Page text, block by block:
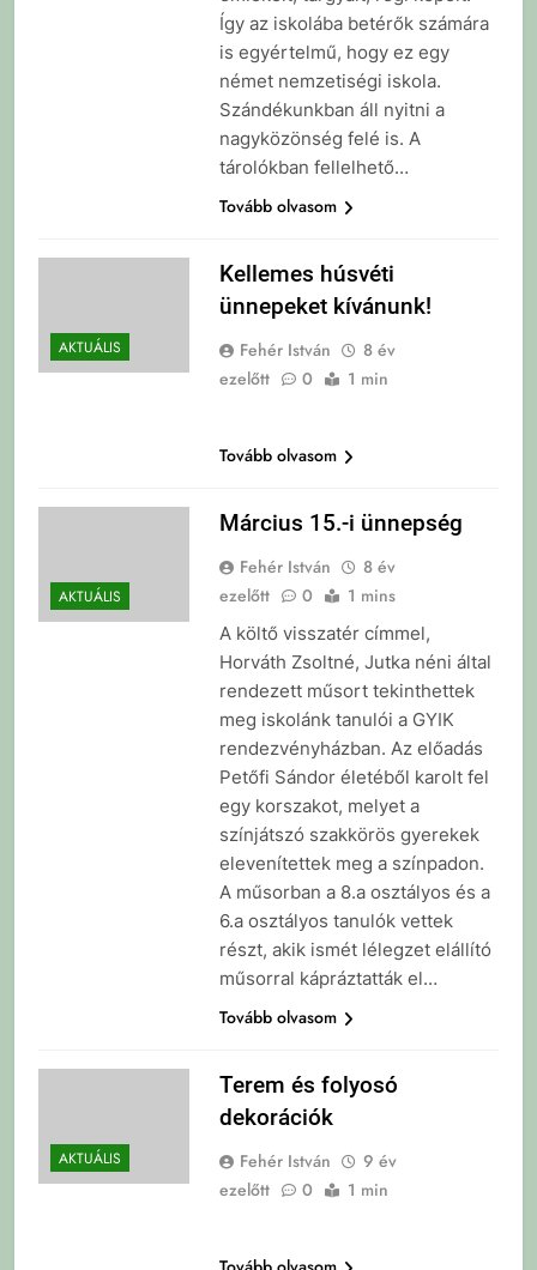
Így az iskolába betérők számára
is egyértelmű, hogy ez egy
német nemzetiségi iskola.
Szándékunkban áll nyitni a
nagyközönség felé is. A
tárolókban fellelhető…
Tovább olvasom
AKTUÁLIS
Kellemes húsvéti
ünnepeket kívánunk!
Fehér István
8 év
ezelőtt
0 1 min
Tovább olvasom
AKTUÁLIS
Március 15.-i ünnepség
Fehér István
8 év
ezelőtt
0 1 mins
A költő visszatér címmel,
Horváth Zsoltné, Jutka néni által
rendezett műsort tekinthettek
meg iskolánk tanulói a GYIK
rendezvényházban. Az előadás
Petőfi Sándor életéből karolt fel
egy korszakot, melyet a
színjátszó szakkörös gyerekek
elevenítettek meg a színpadon.
A műsorban a 8.a osztályos és a
6.a osztályos tanulók vettek
részt, akik ismét lélegzet elállító
műsorral kápráztatták el…
Tovább olvasom
AKTUÁLIS
Terem és folyosó
dekorációk
Fehér István
9 év
ezelőtt
0 1 min